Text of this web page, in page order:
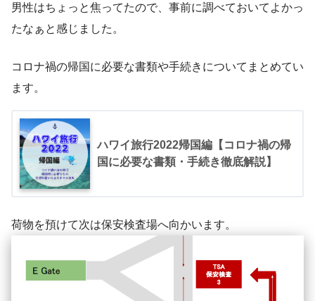
男性はちょっと焦ってたので、事前に調べておいてよかっ
たなぁと感じました。
コロナ禍の帰国に必要な書類や手続きについてまとめてい
ます。
ハワイ旅行2022帰国編【コロナ禍の帰
国に必要な書類・手続き徹底解説】
荷物を預けて次は保安検査場へ向かいます。